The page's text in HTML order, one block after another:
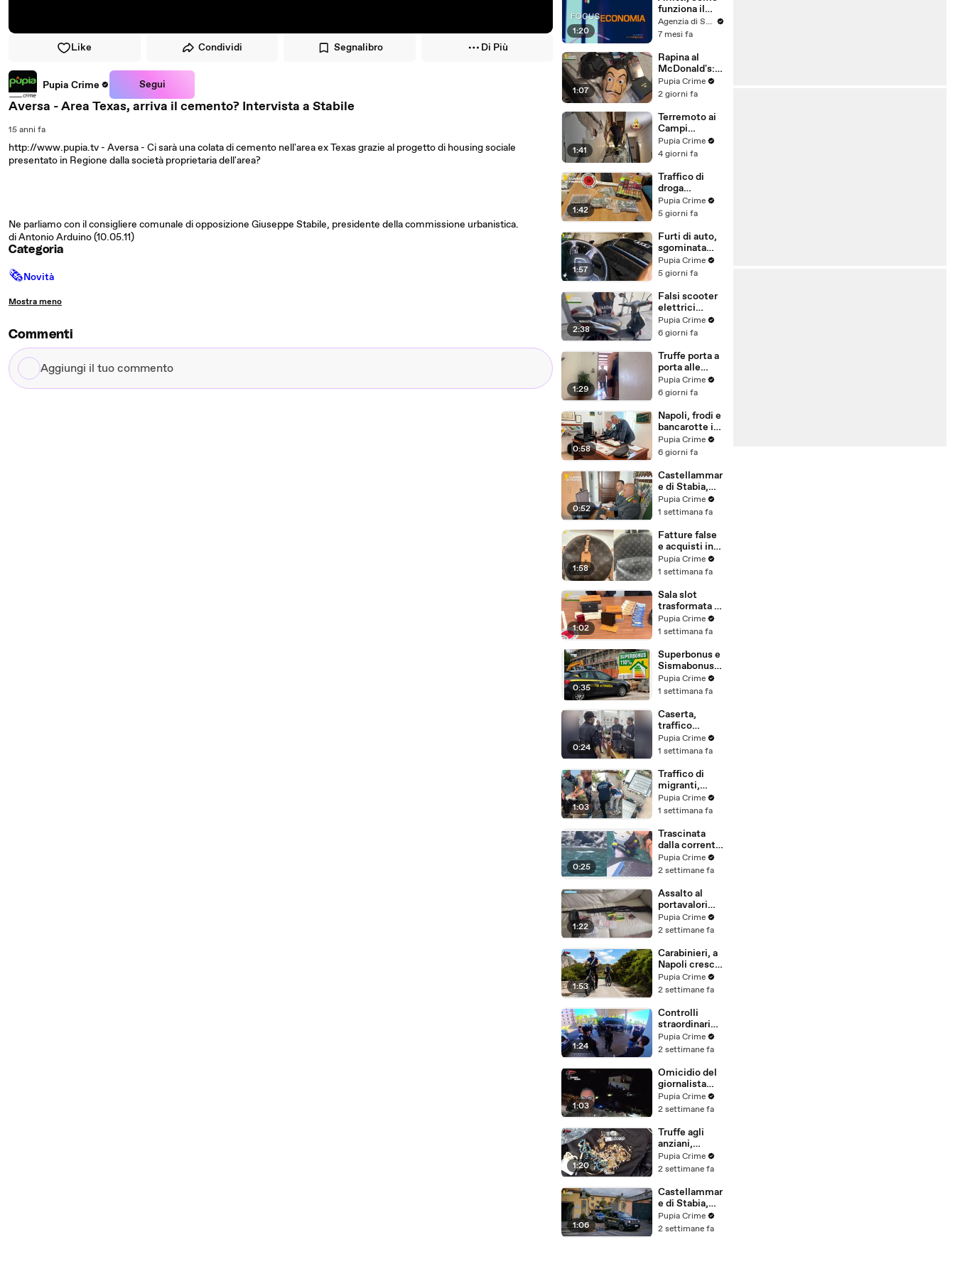
Like Condividi Segnalibro Di Più
Pupia Crime Segui
Aversa - Area Texas, arriva il cemento? Intervista a Stabile
15 anni fa
http://www.pupia.tv - Aversa - Ci sarà una colata di cemento nell'area ex Texas grazie al progetto di housing sociale
presentato in Regione dalla società proprietaria dell'area?
Ne parliamo con il consigliere comunale di opposizione Giuseppe Stabile, presidente della commissione urbanistica.
di Antonio Arduino (10.05.11)
Categoria
🗞Novità
Mostra meno
Commenti
Aggiungi
il
1:20
funziona il
canone
concordato
Agenzia di Stampa ITALPRESS
7 mesi fa
1:07
Rapina al
McDonald's:
cinque arresti,
due indagati
spaccio di
droga
(03.08.26)
Pupia Crime
2 giorni fa
1:41
Terremoto ai
Campi
Flegrei: 250
sfollati e 21
residenti
chiedono
certezze sul
futuro
(01.08.26)
Pupia Crime
4 giorni fa
1:42
Traffico di
droga
"ispirato" da
serie tv e trap:
(31.07.26)
Pupia Crime
5 giorni fa
1:57
Furti di auto,
sgominata
banda
specializzata:
(31.07.26)
Pupia Crime
5 giorni fa
2:38
Falsi scooter
elettrici
venduti come
e-bike:
5 milioni
(30.07.26)
Pupia Crime
6 giorni fa
1:29
Truffe porta a
porta alle
anziane: in 6 a
processo,
vittime in
tutta Italia
(30.07.26)
Pupia Crime
6 giorni fa
0:58
Napoli, frodi e
bancarotte in
commercio
vini:
7,8 milioni
(30.07.26)
Pupia Crime
6 giorni fa
0:52
Castellammar
e di Stabia,
evasione
fiscale:
beni per 1,6
milioni ad un
consorzio
navale
(29.07.26)
Pupia Crime
1 settimana fa
1:58
Fatture false
e acquisti in
nero, blitz
contro rete di
cinesi
sequestri per
8,5 milioni
(29.07.26)
Pupia Crime
1 settimana fa
1:02
Sala slot
trasformata in
"bancomat":
sequestrati
220mila euro
a due coniugi
(29.07.26)
Pupia Crime
1 settimana fa
0:35
Superbonus e
Sismabonus,
sequestrati
beni per 1,4
scoperto
sistema con
false
abitazioni
(29.07.26)
Pupia Crime
1 settimana fa
0:24
Caserta,
traffico
internazionale
di cocaina:
latitante
nigeriano
ricercato dal
2019
(28.07.26)
Pupia Crime
1 settimana fa
1:03
Traffico di
migranti,
smantellata
rete tra
altre 9
province: 18
arresti
(27.07.26)
Pupia Crime
1 settimana fa
0:25
Trascinata
dalla corrente
per 3
chilometri su
materassino:
salvata dalla
Polizia
(25.07.26)
Pupia Crime
2 settimane fa
1:22
Assalto al
portavalori
con 30 chili
d'oro sventato
arresti
(25.07.26)
Pupia Crime
2 settimane fa
1:53
Carabinieri, a
Napoli cresce
la "flotta
green": nuove
elettriche e
mezzi
sostenibili
anche sulle
isole
(25.07.26)
Pupia Crime
2 settimane fa
1:24
Controlli
straordinari
della Polizia a
Milano e
arresti, 29
denunce e
oltre 7mila
persone
identificate
(25.07.26)
Pupia Crime
2 settimane fa
1:03
Omicidio del
giornalista
Luca
Esposito:
killer, è un
26enne
tunisino
(25.07.26)
Pupia Crime
2 settimane fa
1:20
Truffe agli
anziani,
arrestato il
telefonista
colpi anche ad
Aversa, oltre
300mila euro
il bottino
stimato
Pupia Crime
2 settimane fa
1:06
Castellammar
e di Stabia,
l'ombra del
clan
Pupia Crime
2 settimane fa